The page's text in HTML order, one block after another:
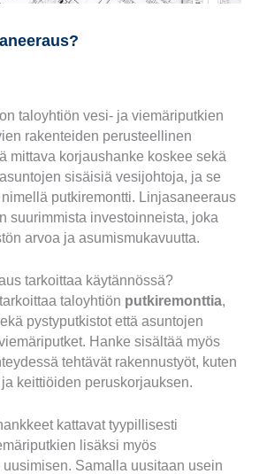
taloyhtiön vesi- ja viemäriputkien
rakenteiden perusteellinen
mittava korjaushanke koskee sekä
sisäisiä vesijohtoja, ja se
putkiremontti. Linjasaneeraus
suurimmista investoinneista, joka
arvoa ja asumismukavuutta.
tarkoittaa käytännössä?
taloyhtiön putkiremonttia,
pystyputkistot että asuntojen
Hanke sisältää myös
tehtävät rakennustyöt, kuten
keittiöiden peruskorjauksen.
kattavat tyypillisesti
lisäksi myös
uusimisen. Samalla uusitaan usein